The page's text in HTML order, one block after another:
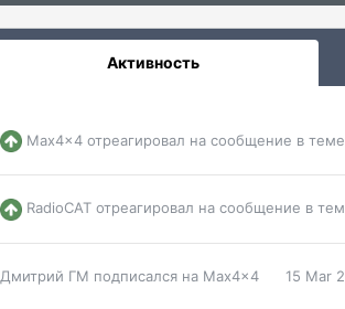
Активность
Max4x4 отреагировал на сообщение в
RadioCAT отреагировал на сообщение в
Дмитрий ГМ подписался на Max4x4 15 Mar